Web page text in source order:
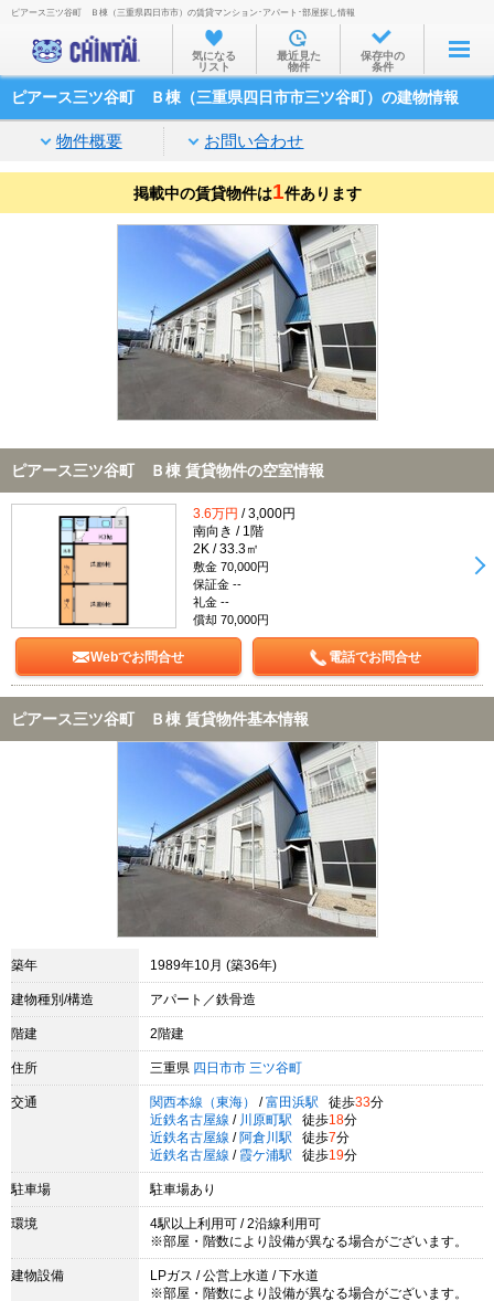
お部屋を探す
沿線・駅から
家賃相場から
通勤通学時間から
物件特集から
不動産会社から
TOP
ピアース三ツ谷町 Ｂ棟（三重県四日市市）の賃貸マンション･アパート･部屋探し情報
気になる
リスト
最近見た
物件
保存中の
条件
ピアース三ツ谷町 Ｂ棟（三重県四日市市三ツ谷町）の建物情報
物件概要 お問い合わせ
掲載中の賃貸物件は1件あります
ピアース三ツ谷町 Ｂ棟 賃貸物件の空室情報
3.6万円 / 3,000円
南向き / 1階
2K / 33.3㎡
敷金 70,000円
保証金 --
礼金 --
償却 70,000円
Webでお問合せ 電話でお問合せ
ピアース三ツ谷町 Ｂ棟 賃貸物件基本情報
築年 1989年10月 (築36年)
建物種別/構造 アパート／鉄骨造
階建 2階建
住所 三重県 四日市市 三ツ谷町
交通 関西本線（東海） / 富田浜駅 徒歩33分
近鉄名古屋線 / 川原町駅 徒歩18分
近鉄名古屋線 / 阿倉川駅 徒歩7分
近鉄名古屋線 / 霞ケ浦駅 徒歩19分
駐車場 駐車場あり
環境
4駅以上利用可 / 2沿線利用可
※部屋・階数により設備が異なる場合がございます。
建物設備
LPガス / 公営上水道 / 下水道
※部屋・階数により設備が異なる場合がございます。